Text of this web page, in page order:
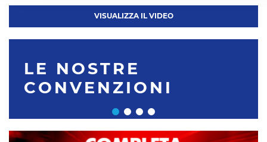
VISUALIZZA IL VIDEO
LE NOSTRE
CONVENZIONI